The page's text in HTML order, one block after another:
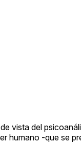
vista del
humano -que se